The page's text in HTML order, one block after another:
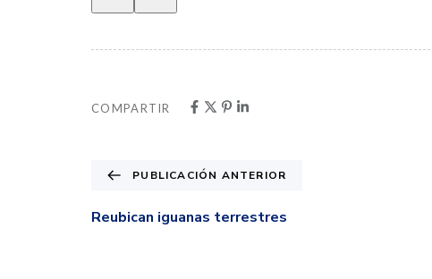
COMPARTIR
PUBLICACIÓN ANTERIOR
Reubican iguanas terrestres